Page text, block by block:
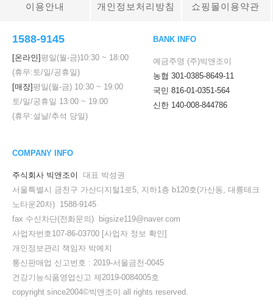
이용안내 개인정보처리방침 쇼핑몰이용약관
1588-9145
[온라인]평일(월-금)10:30 ~ 18:00
(휴무:토/일/공휴일)
[매장]평일(월-금) 10:30 ~ 19:00
토/일/공휴일 13:00 ~ 19:00
(휴무:설날/추석 당일)
BANK INFO
예금주명 (주)빅앤조이
농협 301-0385-8649-11
국민 816-01-0351-564
신한 140-008-844786
COMPANY INFO
주식회사 빅앤조이
대표 박성권
서울특별시 금천구 가산디지털1로5, 지하1층 b120호(가산동, 대륭테크
노타운20차) 1588-9145
fax 수신차단(전화문의) bigsize119@naver.com
사업자번호107-86-03700 [사업자 정보 확인]
개인정보관리 책임자 박예지
통신판매업 신고번호 : 2019-서울금천-0045
건강기능식품영업신고 제2019-0084005호
copyright since2004©빅앤조이 all rights reserved.